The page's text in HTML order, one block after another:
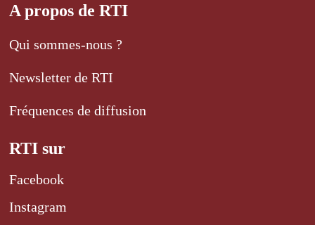
A propos de RTI
Qui sommes-nous ?
Newsletter de RTI
Fréquences de diffusion
RTI sur
Facebook
Instagram